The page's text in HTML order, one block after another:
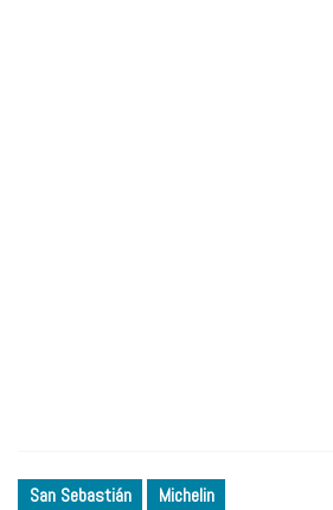
San Sebastián Michelin